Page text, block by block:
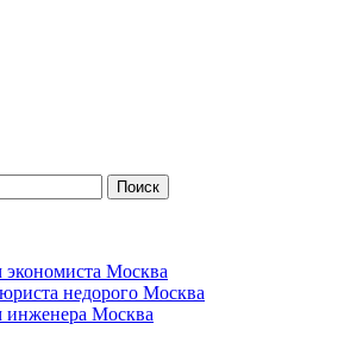
экономиста Москва
недорого Москва
инженера Москва